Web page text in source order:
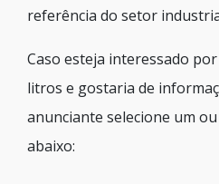
referência do setor
Caso esteja interessado
litros e gostaria de
anunciante selecione um
abaixo: